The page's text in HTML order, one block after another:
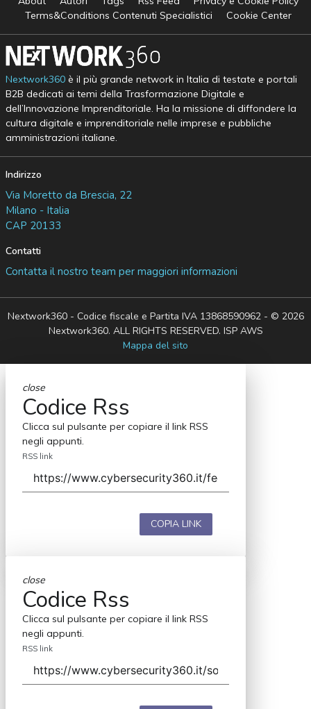
Terms&Conditions Contenuti Specialistici
Cookie Center
Nextwork360è il più grande network in Italia di testate e portali
B2B dedicati ai temi della Trasformazione Digitale e
dell’Innovazione Imprenditoriale. Ha la missione di diffondere la
cultura digitale e imprenditoriale nelle imprese e pubbliche
amministrazioni italiane.
Indirizzo
Via Moretto da Brescia, 22
Milano - Italia
CAP 20133
Contatti
Contatta il nostro team per maggiori informazioni
Nextwork360 - Codice fiscale e Partita IVA 13868590962 - © 2026
Nextwork360. ALL RIGHTS RESERVED. ISP AWS
Mappa del sito
close
Codice Rss
Clicca sul pulsante per copiare il link RSS
negli appunti.
RSS link
COPIA LINK
close
Codice Rss
Clicca sul pulsante per copiare il link RSS
negli appunti.
RSS link